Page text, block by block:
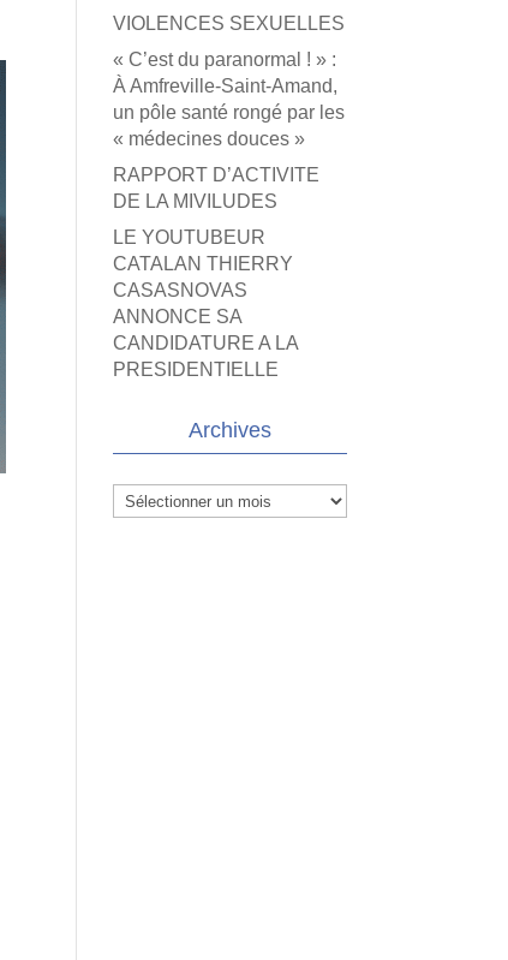
VIOLENCES SEXUELLES
« C’est du paranormal ! » :
À Amfreville-Saint-Amand,
un pôle santé rongé par les
« médecines douces »
RAPPORT D’ACTIVITE
DE LA MIVILUDES
LE YOUTUBEUR
CATALAN THIERRY
CASASNOVAS
ANNONCE SA
CANDIDATURE A LA
PRESIDENTIELLE
Archives
Archives